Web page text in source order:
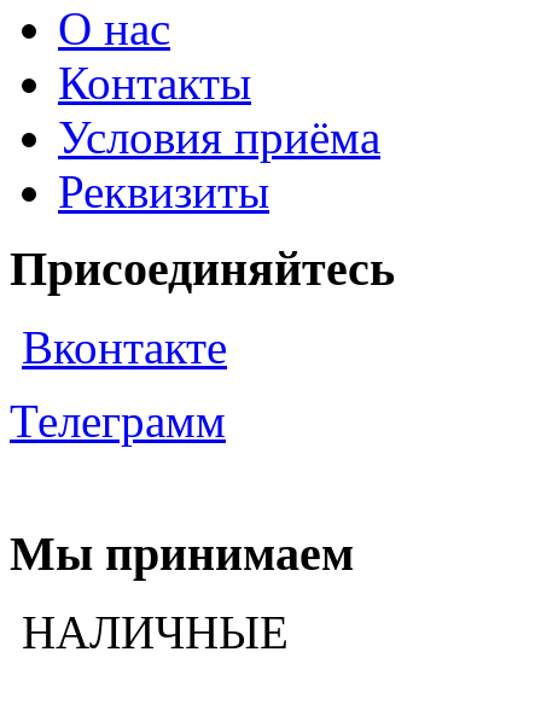
О нас
Контакты
Условия приёма
Реквизиты
Присоединяйтесь
Вконтакте
Телеграмм
Мы принимаем
НАЛИЧНЫЕ